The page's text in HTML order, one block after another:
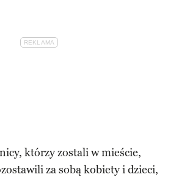
którzy zostali w mieście,
za sobą kobiety i dzieci,